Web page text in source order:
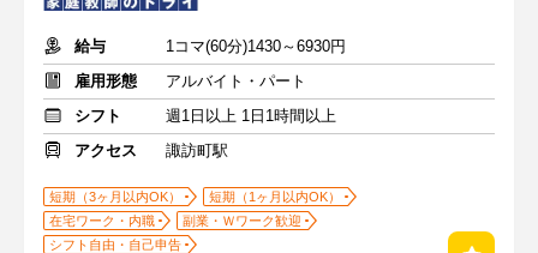
給与
1コマ(60分)1430～6930円
雇用形態
アルバイト・パート
シフト
週1日以上 1日1時間以上
アクセス
諏訪町駅
短期（3ヶ月以内OK）
短期（1ヶ月以内OK）
在宅ワーク・内職
副業・Ｗワーク歓迎
シフト自由・自己申告